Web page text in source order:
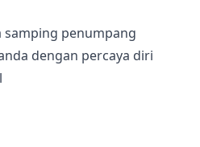
samping penumpang
dengan percaya diri